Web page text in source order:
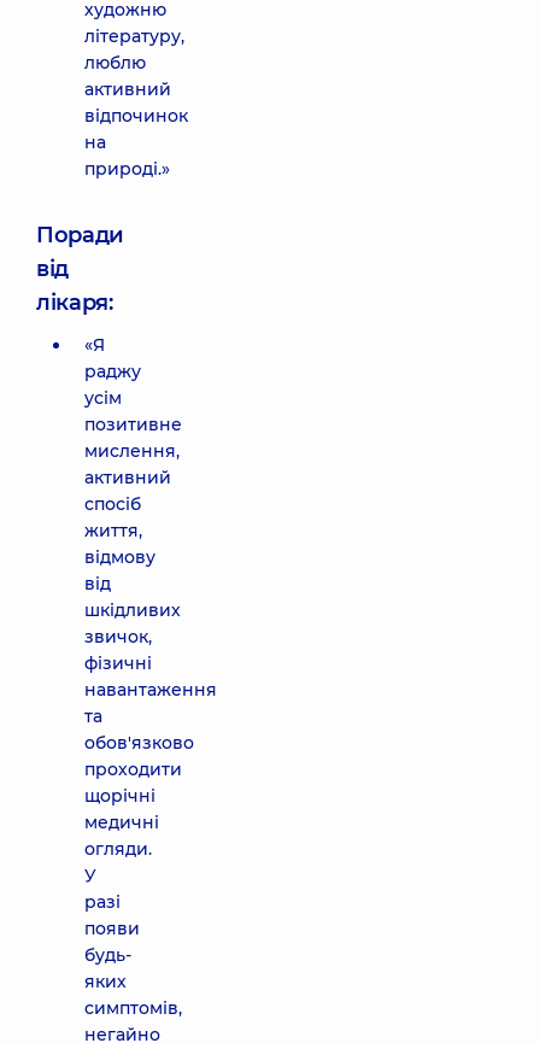
художню
літературу,
люблю
активний
відпочинок
на
природі.»
Поради
від
лікаря:
«Я
раджу
усім
позитивне
мислення,
активний
спосіб
життя,
відмову
від
шкідливих
звичок,
фізичні
навантаження
та
обов'язково
проходити
щорічні
медичні
огляди.
У
разі
появи
будь-
яких
симптомів,
негайно